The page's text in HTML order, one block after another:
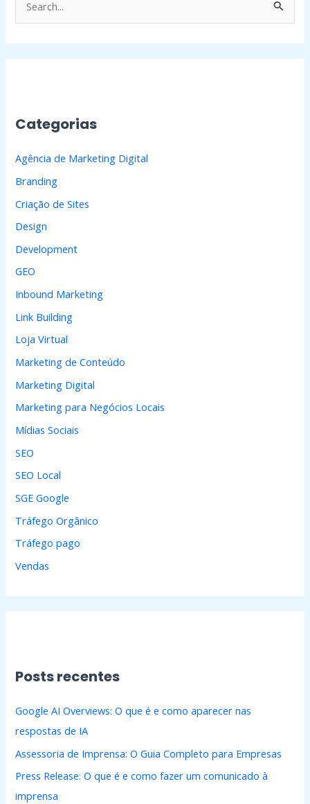
e
s
s
p
o
r
:
Categorias
Agência de Marketing Digital
Branding
Criação de Sites
Design
Development
GEO
Inbound Marketing
Link Building
Loja Virtual
Marketing de Conteúdo
Marketing Digital
Marketing para Negócios Locais
Mídias Sociais
SEO
SEO Local
SGE Google
Tráfego Orgânico
Tráfego pago
Vendas
Posts recentes
Google AI Overviews: O que é e como aparecer nas
respostas de IA
Assessoria de Imprensa: O Guia Completo para Empresas
Press Release: O que é e como fazer um comunicado à
imprensa